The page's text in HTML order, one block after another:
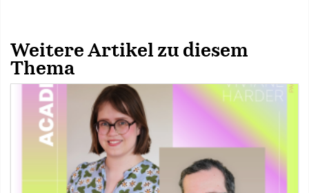
Weitere Artikel zu diesem
Thema